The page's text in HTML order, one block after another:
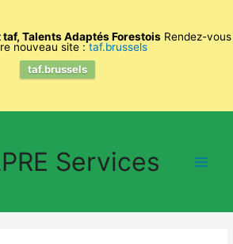
Talents Adaptés ForestoisRendez-vous
nouveau site :taf.brussels
taf.brussels
Services